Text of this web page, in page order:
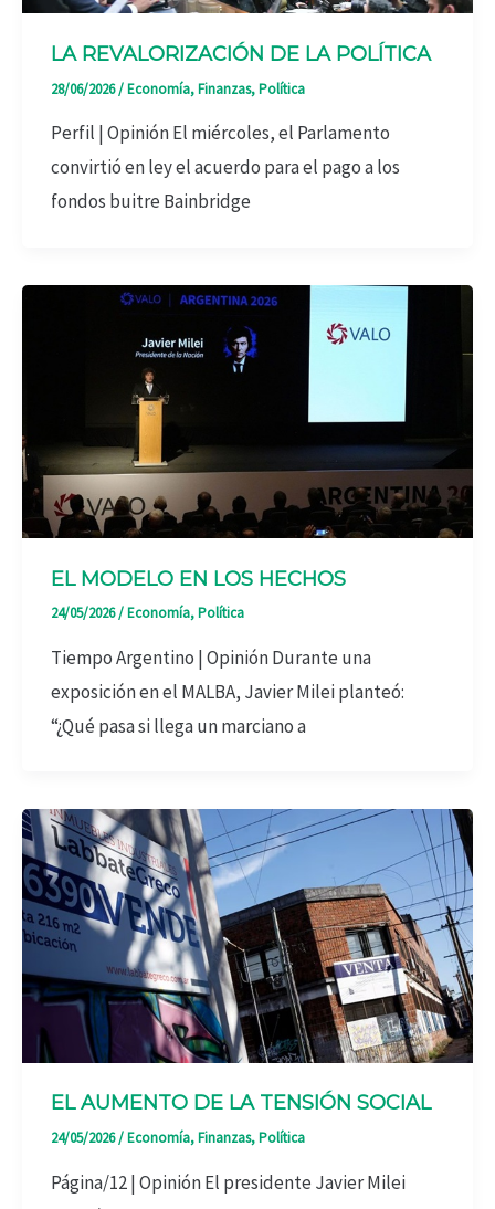
LA REVALORIZACIÓN DE LA POLÍTICA
28/06/2026/Economía,Finanzas,Política
Perfil | Opinión El miércoles, el Parlamento
convirtió en ley el acuerdo para el pago a los
fondos buitre Bainbridge
EL MODELO EN LOS HECHOS
24/05/2026/Economía,Política
Tiempo Argentino | Opinión Durante una
exposición en el MALBA, Javier Milei planteó:
“¿Qué pasa si llega un marciano a
EL AUMENTO DE LA TENSIÓN SOCIAL
24/05/2026/Economía,Finanzas,Política
Página/12 | Opinión El presidente Javier Milei